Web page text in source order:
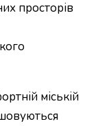
просторів
міській